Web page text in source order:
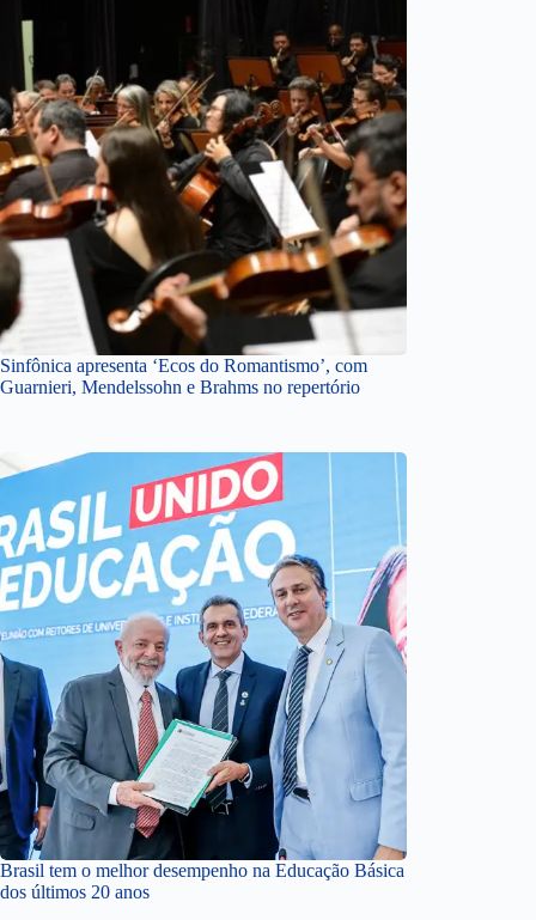
Sinfônica apresenta ‘Ecos do Romantismo’, com
Guarnieri, Mendelssohn e Brahms no repertório
Brasil tem o melhor desempenho na Educação Básica
dos últimos 20 anos